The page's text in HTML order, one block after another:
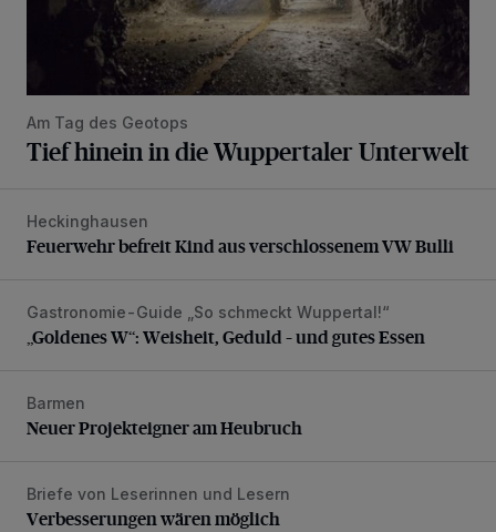
Am Tag des Geotops
Tief hinein in die Wuppertaler Unterwelt
Feuerwehr befreit Kind aus verschlossenem VW Bulli
Heckinghausen
Feuerwehr befreit Kind aus verschlossenem VW Bulli
„Goldenes W“: Weisheit, Geduld – und gutes Essen
Gastronomie-Guide „So schmeckt Wuppertal!“
„Goldenes W“: Weisheit, Geduld – und gutes Essen
Neuer Projekteigner am Heubruch
Barmen
Neuer Projekteigner am Heubruch
Verbesserungen wären möglich
Briefe von Leserinnen und Lesern
Verbesserungen wären möglich